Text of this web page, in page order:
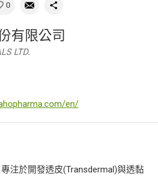
0
有限公司
LTD.
en/
注於開發透皮(Transdermal)與透黏